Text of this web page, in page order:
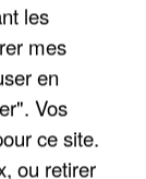
REFUGES
les
mes
en
Vos
ce site.
ou retirer